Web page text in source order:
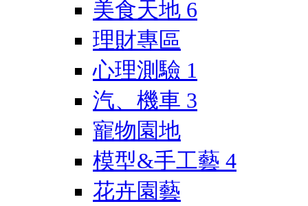
美食天地 6
理財專區
心理測驗 1
汽、機車 3
寵物園地
模型&手工藝 4
花卉園藝